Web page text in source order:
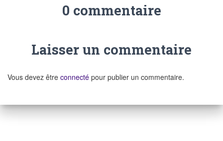
0 commentaire
Laisser un commentaire
Vous devez être connecté pour publier un commentaire.